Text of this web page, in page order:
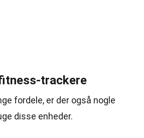
trackere
fordele, er der også nogle
disse enheder.